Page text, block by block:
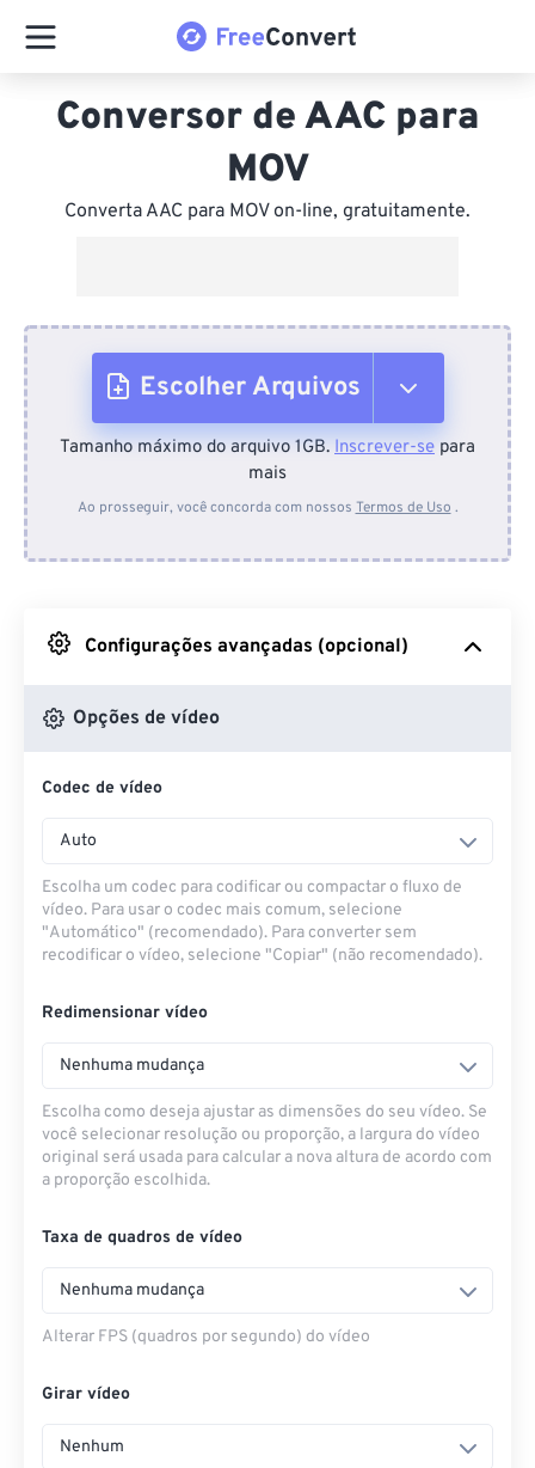
Conversor de AAC para
MOV
Converta AAC para MOV on-line, gratuitamente.
Escolher Arquivos
Do dispositivo
Do Google Drive
Do OneDrive
Tamanho máximo do arquivo 1GB. Inscrever-se para
mais
Ao prosseguir, você concorda com nossos Termos de Uso .
Configurações avançadas (opcional)
Opções de vídeo
Codec de vídeo
Auto
Escolha um codec para codificar ou compactar o fluxo de
vídeo. Para usar o codec mais comum, selecione
"Automático" (recomendado). Para converter sem
recodificar o vídeo, selecione "Copiar" (não recomendado).
Redimensionar vídeo
Nenhuma mudança
Escolha como deseja ajustar as dimensões do seu vídeo. Se
você selecionar resolução ou proporção, a largura do vídeo
original será usada para calcular a nova altura de acordo com
a proporção escolhida.
Taxa de quadros de vídeo
Nenhuma mudança
Alterar FPS (quadros por segundo) do vídeo
Girar vídeo
Nenhum